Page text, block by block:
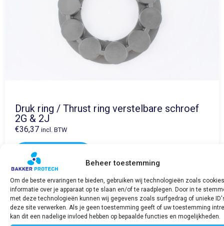
Beheer toestemming
Om de beste ervaringen te bieden, gebruiken wij technologieën zoals
informatie over je apparaat op te slaan en/of te raadplegen. Door in te
met deze technologieën kunnen wij gegevens zoals surfgedrag of unieke
deze site verwerken. Als je geen toestemming geeft of uw toestemming
kan dit een nadelige invloed hebben op bepaalde functies en mogelijkheden.
Druk ring / Thrust ring verstelbare schroef
2G & 2J
€36,37 incl. BTW
Bekijk product